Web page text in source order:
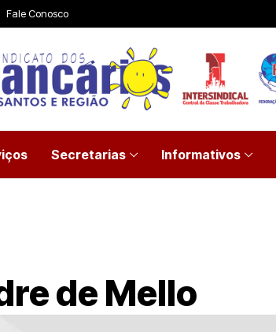
Fale Conosco
Secretarias Informativos
de Mello